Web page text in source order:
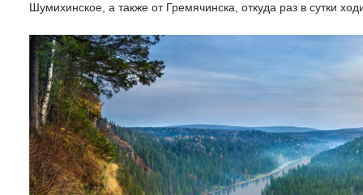
Шумихинское, а также от Гремячинска, откуда раз в сутки